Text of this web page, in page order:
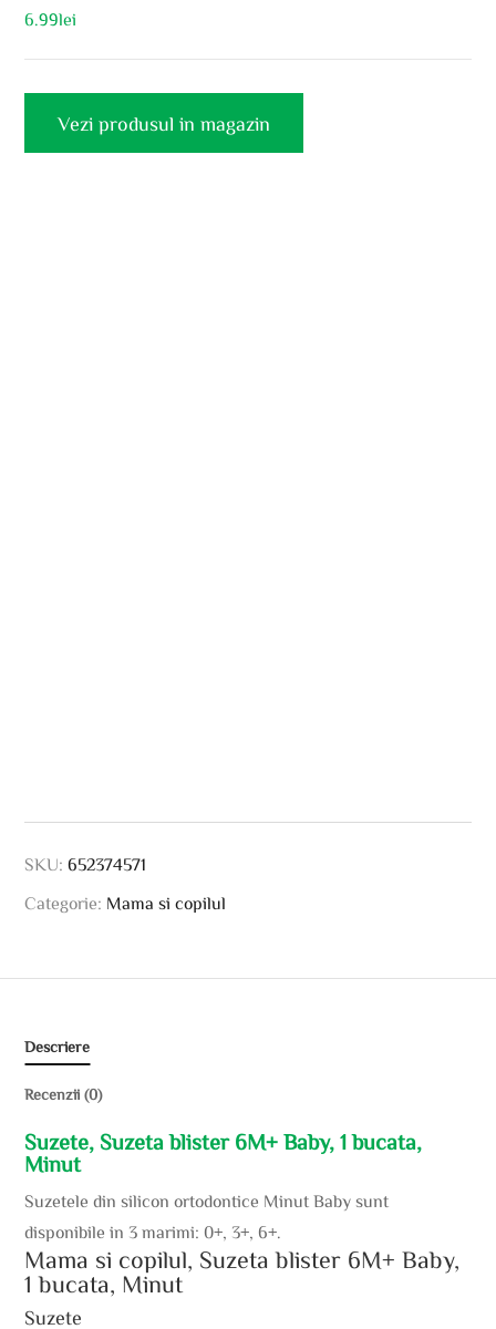
6.99lei
Vezi produsul in magazin
SKU:652374571
Categorie: Mama si copilul
Descriere
Recenzii (0)
Suzete, Suzeta blister 6M+ Baby, 1 bucata,
Minut
Suzetele din silicon ortodontice Minut Baby sunt
disponibile in 3 marimi: 0+, 3+, 6+.
Mama si copilul, Suzeta blister 6M+ Baby,
1 bucata, Minut
Suzete